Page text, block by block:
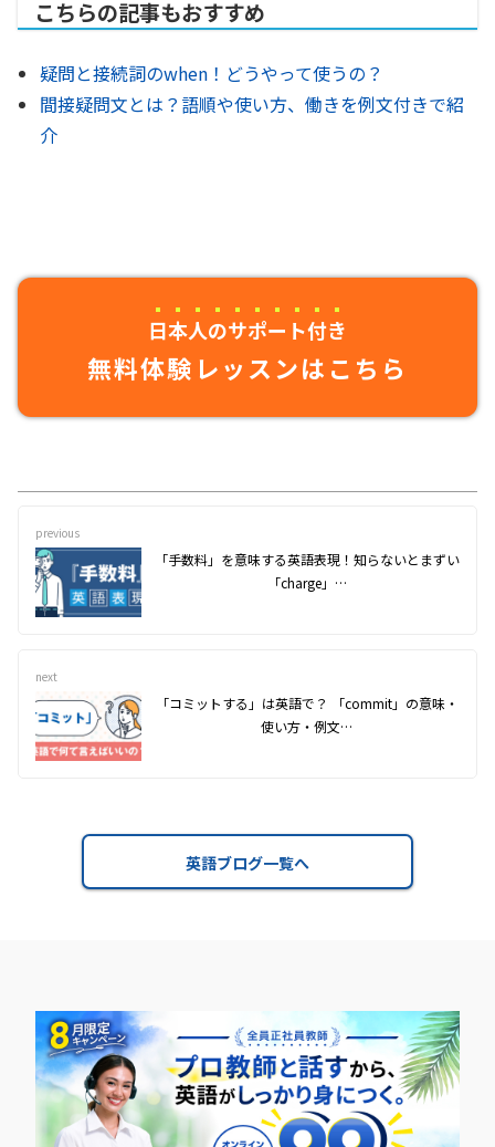
こちらの記事もおすすめ
疑問と接続詞のwhen！どうやって使うの？
間接疑問文とは？語順や使い方、働きを例文付きで紹
介
日本人のサポート付き
無料体験レッスンはこちら
previous
「手数料」を意味する英語表現！知らないとまずい
「charge」…
next
「コミットする」は英語で？ 「commit」の意味・
使い方・例文…
英語ブログ一覧へ